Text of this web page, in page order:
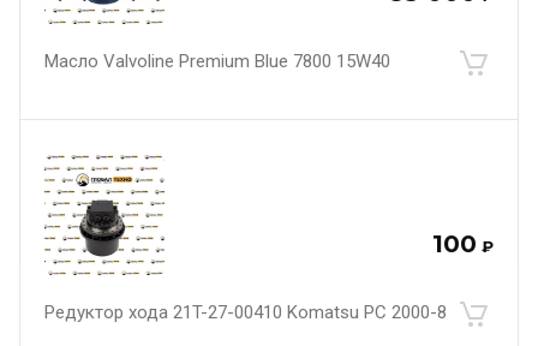
Масло Valvoline Premium Blue 7800 15W40
100 ₽
Редуктор хода 21T-27-00410 Komatsu PC 2000-8